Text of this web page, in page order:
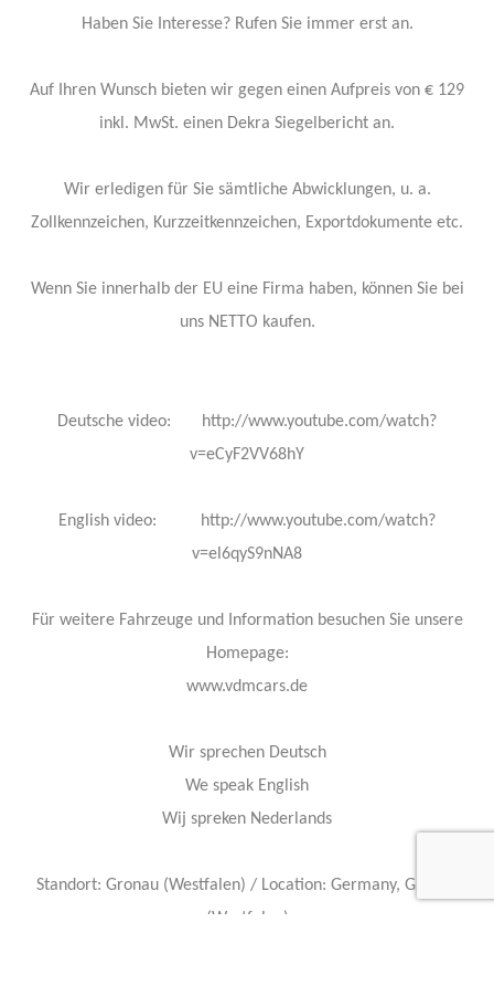
Haben Sie Interesse? Rufen Sie immer erst an.
Auf Ihren Wunsch bieten wir gegen einen Aufpreis von € 129
inkl. MwSt. einen Dekra Siegelbericht an.
Wir erledigen für Sie sämtliche Abwicklungen, u. a.
Zollkennzeichen, Kurzzeitkennzeichen, Exportdokumente etc.
Wenn Sie innerhalb der EU eine Firma haben, können Sie bei
uns NETTO kaufen.
Deutsche video: http://www.youtube.com/watch?
v=eCyF2VV68hY
English video: http://www.youtube.com/watch?
v=el6qyS9nNA8
Für weitere Fahrzeuge und Information besuchen Sie unsere
Homepage:
www.vdmcars.de
Wir sprechen Deutsch
We speak English
Wij spreken Nederlands
Standort: Gronau (Westfalen) / Location: Germany, Gronau
(Westfalen)